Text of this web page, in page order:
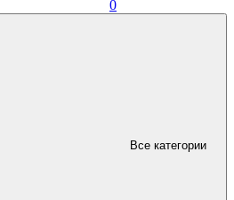
0
Все категории